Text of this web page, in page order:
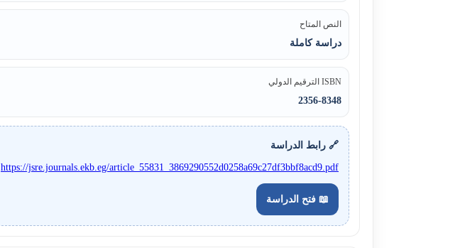
النص المتاح
دراسة كاملة
ISBN الترقيم الدولي
2356-8348
🔗 رابط الدراسة
https://jsre.journals.ekb.eg/article_55831_3869290552d0258a69c27df3bbf8acd9.pdf
📖 فتح الدراسة